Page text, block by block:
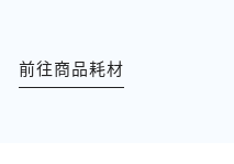
前往商品耗材